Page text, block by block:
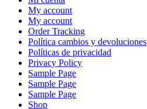
My account
My account
Order Tracking
Política cambios y devoluciones
Políticas de privacidad
Privacy Policy
Sample Page
Sample Page
Sample Page
Shop